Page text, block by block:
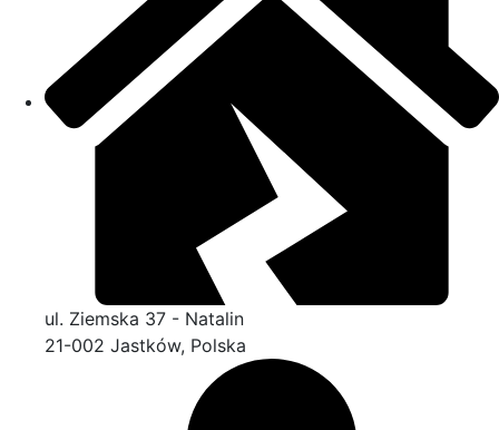
ul. Ziemska 37 - Natalin
21-002 Jastków, Polska